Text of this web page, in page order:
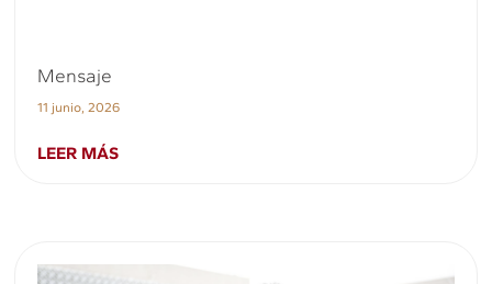
Mensaje
11 junio, 2026
LEER MÁS